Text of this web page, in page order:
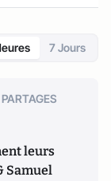
7 Jours
leurs
Samuel